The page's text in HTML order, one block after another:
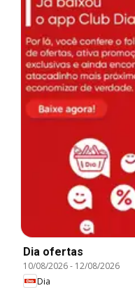
Dia ofertas
10/08/2026- 12/08/2026
Dia